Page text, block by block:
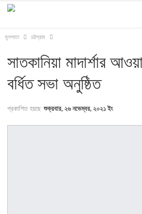
মূলপাতা চট্টগ্রাম
সাতকানিয়া মাদার্শার
বর্ধিত সভা অনুষ্ঠিত
প্রকাশিত হয়ছে শুক্রবার, ২৬ নভেম্বর, ২০২১ ইং